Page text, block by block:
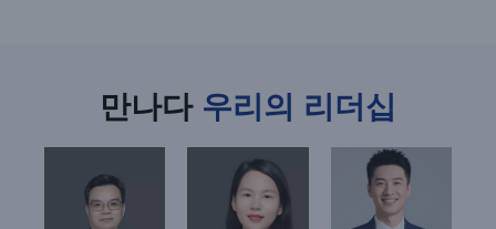
만나다 우리의 리더십